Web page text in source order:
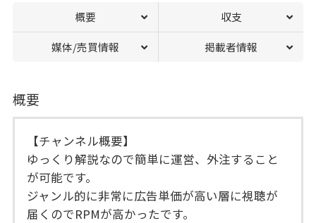
概要 収支
媒体/売買情報 掲載者情報
概要
【チャンネル概要】
ゆっくり解説なので簡単に運営、外注すること
が可能です。
ジャンル的に非常に広告単価が高い層に視聴が
届くのでRPMが高かったです。